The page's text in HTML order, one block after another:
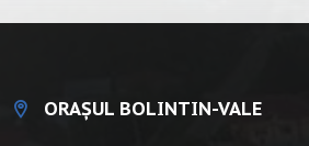
ORAȘUL BOLINTIN-VALE